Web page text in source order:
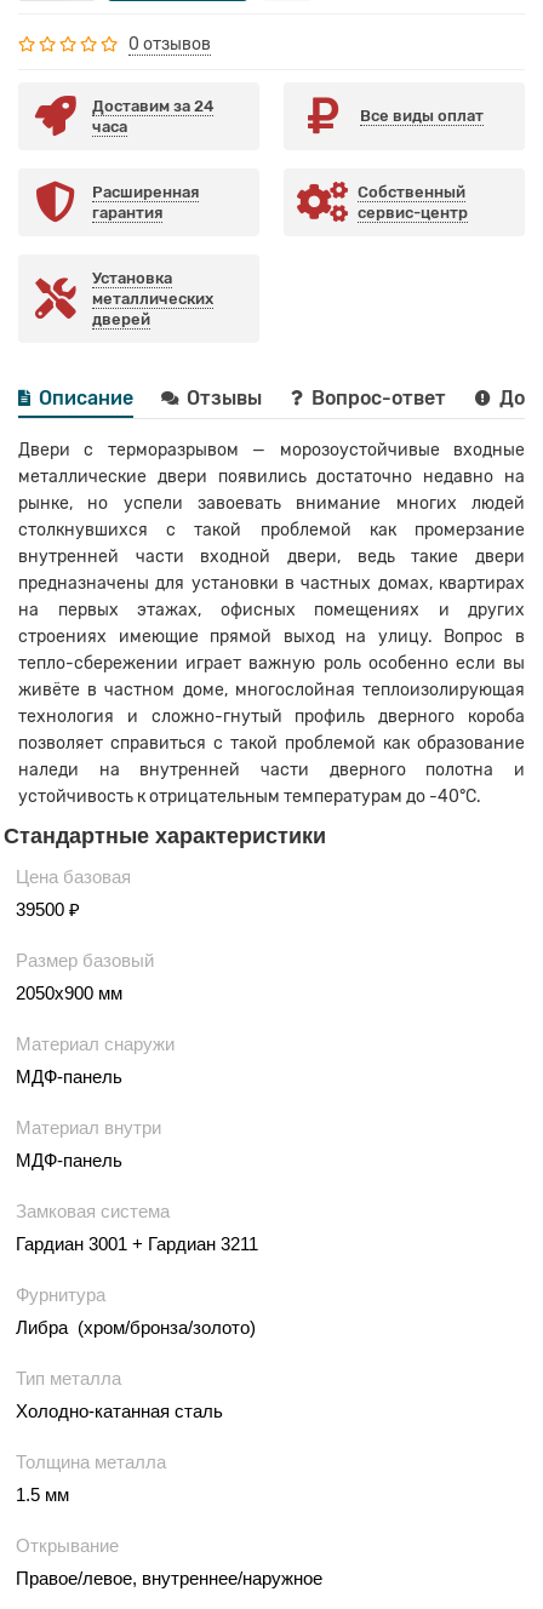
0 отзывов
Доставим за 24
часа
Все виды оплат
Расширенная
гарантия
Собственный
сервис-центр
Установка
металлических
дверей
Описание Отзывы Вопрос-ответ
Двери с терморазрывом — морозоустойчивые входные
металлические двери появились достаточно недавно на
рынке, но успели завоевать внимание многих людей
столкнувшихся с такой проблемой как промерзание
внутренней части входной двери, ведь такие двери
предназначены для установки в частных домах, квартирах
на первых этажах, офисных помещениях и других
строениях имеющие прямой выход на улицу. Вопрос в
тепло-сбережении играет важную роль особенно если вы
живёте в частном доме, многослойная теплоизолирующая
технология и сложно-гнутый профиль дверного короба
позволяет справиться с такой проблемой как образование
наледи на внутренней части дверного полотна и
устойчивость к отрицательным температурам до -40°C.
Стандартные характеристики
Цена базовая
39500 ₽
Размер базовый
2050х900 мм
Материал снаружи
МДФ-панель
Материал внутри
МДФ-панель
Замковая система
Гардиан 3001 + Гардиан 3211
Фурнитура
Либра (хром/бронза/золото)
Тип металла
Холодно-катанная сталь
Толщина металла
1.5 мм
Открывание
Правое/левое, внутреннее/наружное